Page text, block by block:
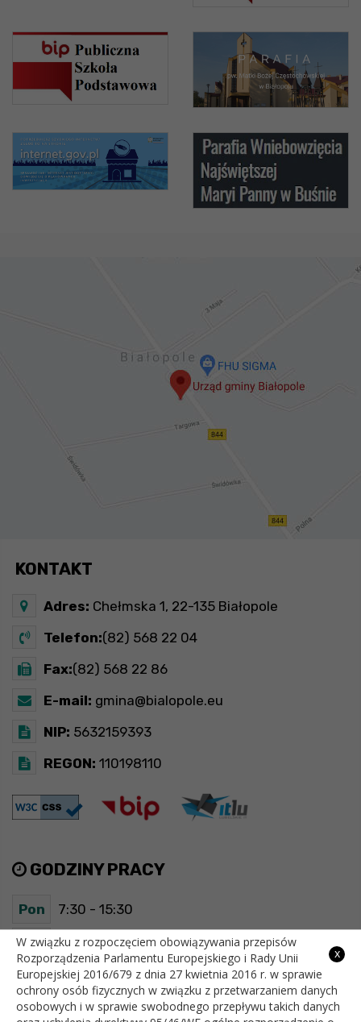
KONTAKT
Adres: Chełmska 1, 22-135 Białopole
Telefon:(82) 568 22 04
Fax:(82) 568 22 86
E-mail: gmina@bialopole.eu
NIP: 5632159393
REGON: 110198110
GODZINY PRACY
Pon 7:30 - 15:30
Wt 7:30 - 15:30
Śr 7:30 - 15:30
Czw 7:30 - 15:30
x
W związku z rozpoczęciem obowiązywania przepisów
Rozporządzenia Parlamentu Europejskiego i Rady Unii
Europejskiej 2016/679 z dnia 27 kwietnia 2016 r. w sprawie
ochrony osób fizycznych w związku z przetwarzaniem danych
osobowych i w sprawie swobodnego przepływu takich danych